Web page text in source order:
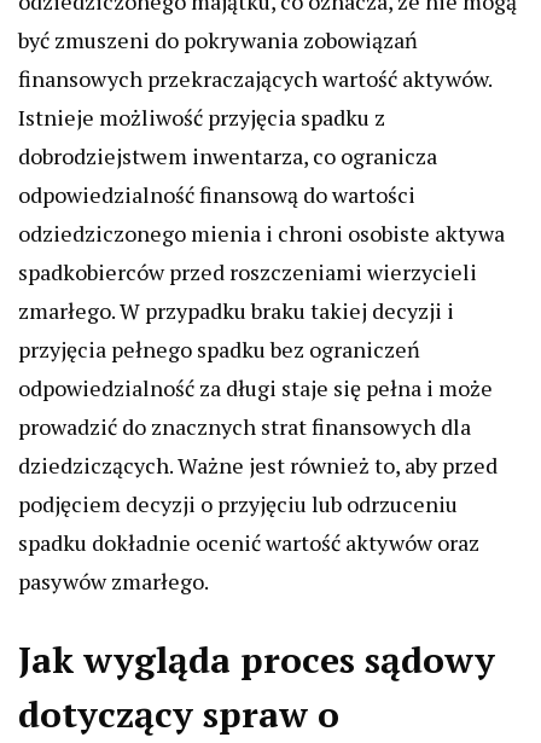
być zmuszeni do pokrywania zobowiązań
finansowych przekraczających wartość aktywów.
Istnieje możliwość przyjęcia spadku z
dobrodziejstwem inwentarza, co ogranicza
odpowiedzialność finansową do wartości
odziedziczonego mienia i chroni osobiste aktywa
spadkobierców przed roszczeniami wierzycieli
zmarłego. W przypadku braku takiej decyzji i
przyjęcia pełnego spadku bez ograniczeń
odpowiedzialność za długi staje się pełna i może
prowadzić do znacznych strat finansowych dla
dziedziczących. Ważne jest również to, aby przed
podjęciem decyzji o przyjęciu lub odrzuceniu
spadku dokładnie ocenić wartość aktywów oraz
pasywów zmarłego.
Jak wygląda proces sądowy
dotyczący spraw o